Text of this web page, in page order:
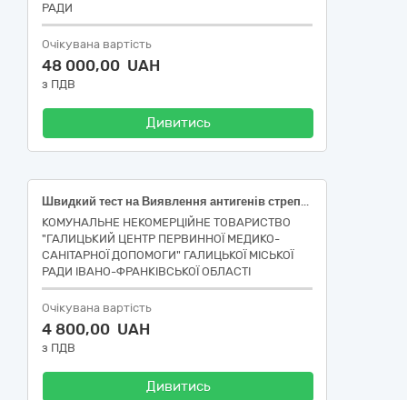
РАДИ
Очікувана вартість
48 000,00 UAH
з ПДВ
Дивитись
Швидкий тест на Виявлення антигенів стрептококів групи А в Слиз, Тест-касета, специфічність від 95 %, чутливість від 95 %
КОМУНАЛЬНЕ НЕКОМЕРЦІЙНЕ ТОВАРИСТВО
"ГАЛИЦЬКИЙ ЦЕНТР ПЕРВИННОЇ МЕДИКО-
САНІТАРНОЇ ДОПОМОГИ" ГАЛИЦЬКОЇ МІСЬКОЇ
РАДИ ІВАНО-ФРАНКІВСЬКОЇ ОБЛАСТІ
Очікувана вартість
4 800,00 UAH
з ПДВ
Дивитись